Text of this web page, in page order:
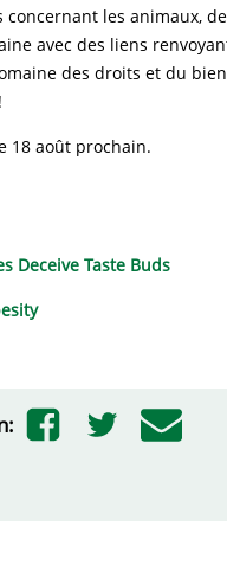
les animaux,
avec des liens
des droits et du
18 août prochain.
Deceive Taste Buds